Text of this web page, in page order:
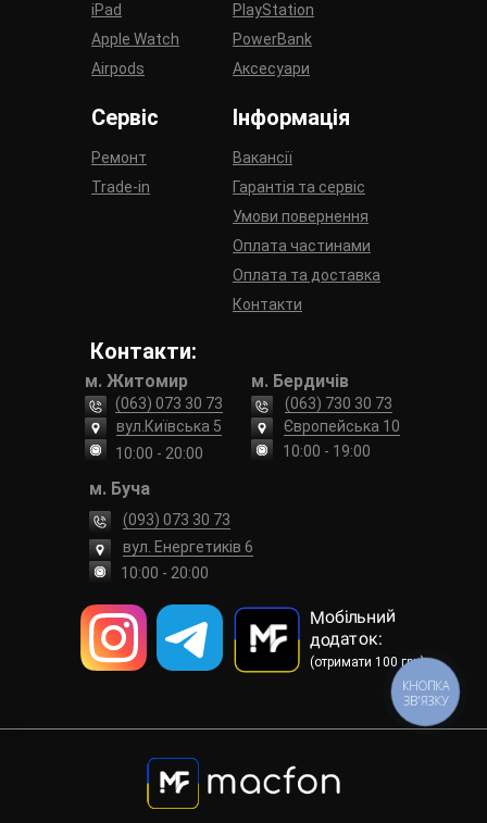
iPad
Apple Watch
Airpods
PlayStation
PowerBank
Аксесуари
Сервіс
Ремонт
Trade-in
Інформація
Вакансії
Гарантія та сервіс
Умови повернення
Оплата та доставка
Оплата частинами
Контакти
Контакти:
м. Житомир
вул.Київська 5
10:00 - 20:00
(063) 073 30 73
м. Бердичів
Європейська 10
10:00 - 19:00
(063) 730 30 73
Мобільний
додаток:
(отримати 100 грн)
м. Буча
вул. Енергетиків 6
(093) 073 30 73
10:00 - 20:00
КНОПКА
ЗВ'ЯЗКУ